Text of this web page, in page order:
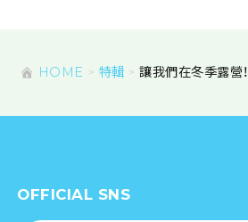
HOME 特輯 讓我們在冬季露營！
OFFICIAL SNS